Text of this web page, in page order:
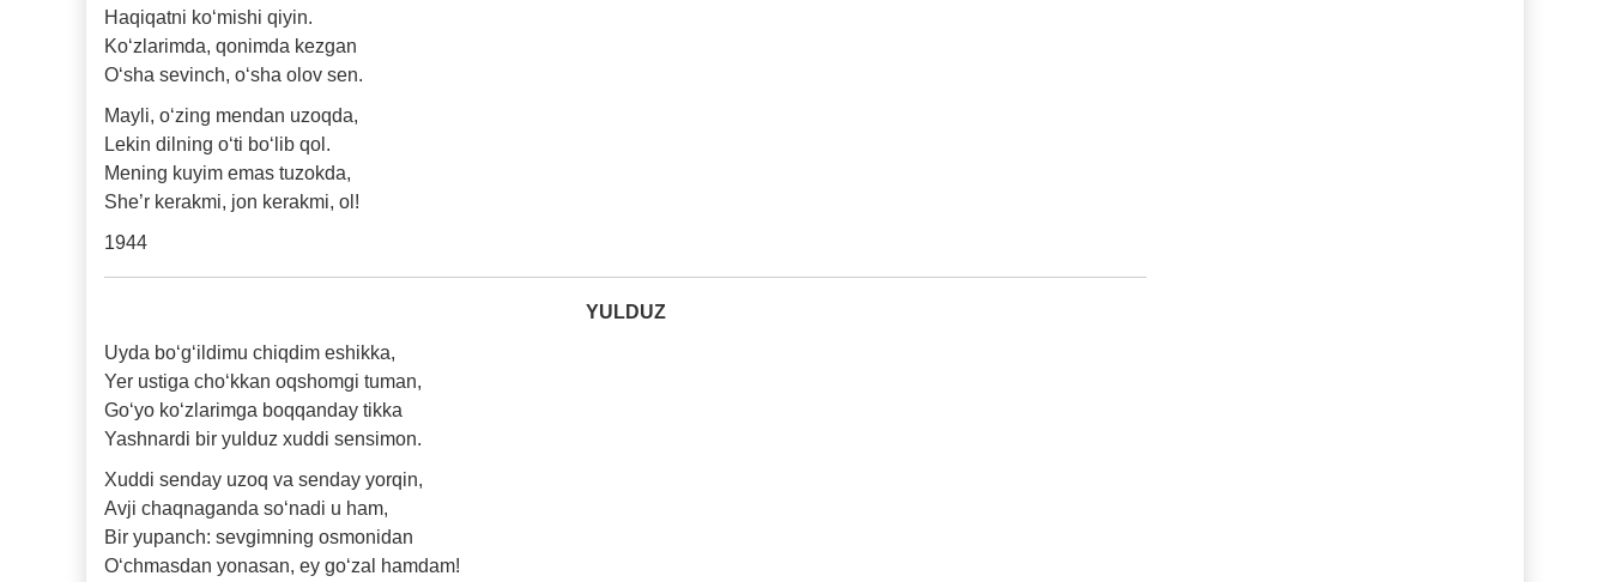
Haqiqatni ko‘mishi qiyin.
Ko‘zlarimda, qonimda kezgan
O‘sha sevinch, o‘sha olov sen.
Mayli, o‘zing mendan uzoqda,
Lekin dilning o‘ti bo‘lib qol.
Mening kuyim emas tuzokda,
She’r kerakmi, jon kerakmi, ol!
1944
YULDUZ
Uyda bo‘g‘ildimu chiqdim eshikka,
Yer ustiga cho‘kkan oqshomgi tuman,
Go‘yo ko‘zlarimga boqqanday tikka
Yashnardi bir yulduz xuddi sensimon.
Xuddi senday uzoq va senday yorqin,
Avji chaqnaganda so‘nadi u ham,
Bir yupanch: sevgimning osmonidan
O‘chmasdan yonasan, ey go‘zal hamdam!